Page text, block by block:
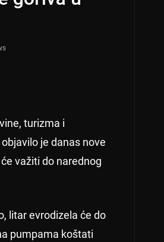
turizma i
je danas nove
važiti do narednog
litar evrodizela će do
pumpama koštati